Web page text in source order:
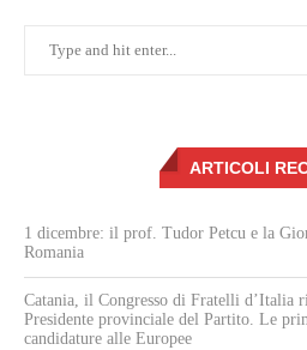
ARTICOLI
1 dicembre: il prof. Tudor Petcu e la
Romania
Catania, il Congresso di Fratelli d’Italia
Presidente provinciale del Partito. Le
candidature alle Europee